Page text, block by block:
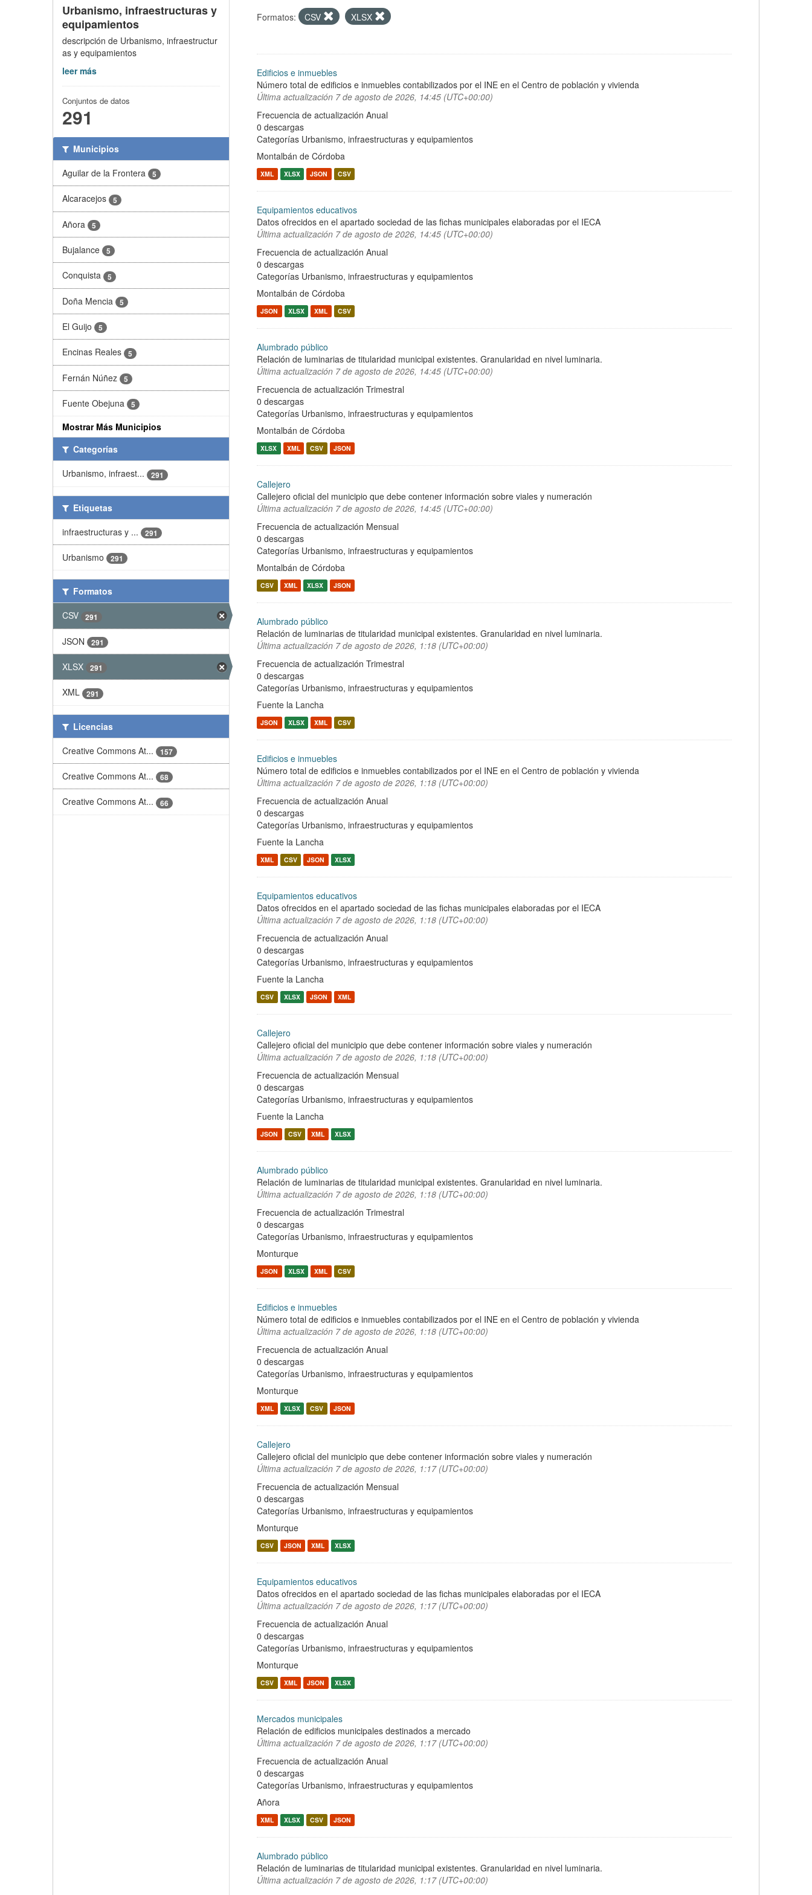
Urbanismo, infraestructuras y
equipamientos
descripción de Urbanismo, infraestructur
as y equipamientos
leer más
Conjuntos de datos
291
Municipios
Aguilar de la Frontera
5
Alcaracejos 5
Añora 5
Bujalance 5
Conquista 5
Doña Mencia 5
El Guijo 5
Encinas Reales 5
Fernán Núñez 5
Fuente Obejuna 5
Mostrar Más Municipios
Categorías
Urbanismo, infraest...
291
Etiquetas
infraestructuras y ...
291
Urbanismo 291
Formatos
CSV
291
JSON 291
XLSX 291
XML 291
Licencias
Creative Commons At...
157
Creative Commons At... 68
Creative Commons At... 66
Formatos: CSV XLSX
Edificios e inmuebles
Número total de edificios e inmuebles contabilizados por el INE en el Centro de población y vivienda
Última actualización 7 de agosto de 2026, 14:45 (UTC+00:00)
Frecuencia de actualización Anual
0 descargas
Categorías Urbanismo, infraestructuras y equipamientos
Montalbán de Córdoba
XML XLSX JSON CSV
Equipamientos educativos
Datos ofrecidos en el apartado sociedad de las fichas municipales elaboradas por el IECA
Última actualización 7 de agosto de 2026, 14:45 (UTC+00:00)
Frecuencia de actualización Anual
0 descargas
Categorías Urbanismo, infraestructuras y equipamientos
Montalbán de Córdoba
JSON XLSX XML CSV
Alumbrado público
Relación de luminarias de titularidad municipal existentes. Granularidad en nivel luminaria.
Última actualización 7 de agosto de 2026, 14:45 (UTC+00:00)
Frecuencia de actualización Trimestral
0 descargas
Categorías Urbanismo, infraestructuras y equipamientos
Montalbán de Córdoba
XLSX XML CSV JSON
Callejero
Callejero oficial del municipio que debe contener información sobre viales y numeración
Última actualización 7 de agosto de 2026, 14:45 (UTC+00:00)
Frecuencia de actualización Mensual
0 descargas
Categorías Urbanismo, infraestructuras y equipamientos
Montalbán de Córdoba
CSV XML XLSX JSON
Alumbrado público
Relación de luminarias de titularidad municipal existentes. Granularidad en nivel luminaria.
Última actualización 7 de agosto de 2026, 1:18 (UTC+00:00)
Frecuencia de actualización Trimestral
0 descargas
Categorías Urbanismo, infraestructuras y equipamientos
Fuente la Lancha
JSON XLSX XML CSV
Edificios e inmuebles
Número total de edificios e inmuebles contabilizados por el INE en el Centro de población y vivienda
Última actualización 7 de agosto de 2026, 1:18 (UTC+00:00)
Frecuencia de actualización Anual
0 descargas
Categorías Urbanismo, infraestructuras y equipamientos
Fuente la Lancha
XML CSV JSON XLSX
Equipamientos educativos
Datos ofrecidos en el apartado sociedad de las fichas municipales elaboradas por el IECA
Última actualización 7 de agosto de 2026, 1:18 (UTC+00:00)
Frecuencia de actualización Anual
0 descargas
Categorías Urbanismo, infraestructuras y equipamientos
Fuente la Lancha
CSV XLSX JSON XML
Callejero
Callejero oficial del municipio que debe contener información sobre viales y numeración
Última actualización 7 de agosto de 2026, 1:18 (UTC+00:00)
Frecuencia de actualización Mensual
0 descargas
Categorías Urbanismo, infraestructuras y equipamientos
Fuente la Lancha
JSON CSV XML XLSX
Alumbrado público
Relación de luminarias de titularidad municipal existentes. Granularidad en nivel luminaria.
Última actualización 7 de agosto de 2026, 1:18 (UTC+00:00)
Frecuencia de actualización Trimestral
0 descargas
Categorías Urbanismo, infraestructuras y equipamientos
Monturque
JSON XLSX XML CSV
Edificios e inmuebles
Número total de edificios e inmuebles contabilizados por el INE en el Centro de población y vivienda
Última actualización 7 de agosto de 2026, 1:18 (UTC+00:00)
Frecuencia de actualización Anual
0 descargas
Categorías Urbanismo, infraestructuras y equipamientos
Monturque
XML XLSX CSV JSON
Callejero
Callejero oficial del municipio que debe contener información sobre viales y numeración
Última actualización 7 de agosto de 2026, 1:17 (UTC+00:00)
Frecuencia de actualización Mensual
0 descargas
Categorías Urbanismo, infraestructuras y equipamientos
Monturque
CSV JSON XML XLSX
Equipamientos educativos
Datos ofrecidos en el apartado sociedad de las fichas municipales elaboradas por el IECA
Última actualización 7 de agosto de 2026, 1:17 (UTC+00:00)
Frecuencia de actualización Anual
0 descargas
Categorías Urbanismo, infraestructuras y equipamientos
Monturque
CSV XML JSON XLSX
Mercados municipales
Relación de edificios municipales destinados a mercado
Última actualización 7 de agosto de 2026, 1:17 (UTC+00:00)
Frecuencia de actualización Anual
0 descargas
Categorías Urbanismo, infraestructuras y equipamientos
Añora
XML XLSX CSV JSON
Alumbrado público
Relación de luminarias de titularidad municipal existentes. Granularidad en nivel luminaria.
Última actualización 7 de agosto de 2026, 1:17 (UTC+00:00)